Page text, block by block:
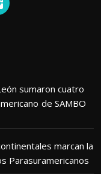
sumaron cuatro
de SAMBO
marcan la
Parasuramericanos